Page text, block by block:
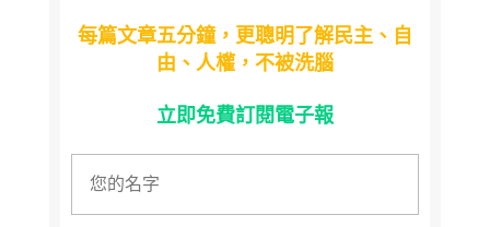
每篇文章五分鐘，更聰明了解民主、自
由、人權，不被洗腦
立即免費訂閱電子報